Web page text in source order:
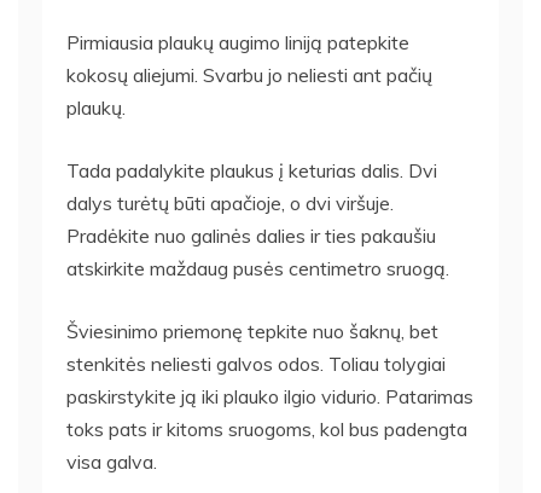
Pirmiausia plaukų augimo liniją patepkite
kokosų aliejumi. Svarbu jo neliesti ant pačių
plaukų.
Tada padalykite plaukus į keturias dalis. Dvi
dalys turėtų būti apačioje, o dvi viršuje.
Pradėkite nuo galinės dalies ir ties pakaušiu
atskirkite maždaug pusės centimetro sruogą.
Šviesinimo priemonę tepkite nuo šaknų, bet
stenkitės neliesti galvos odos. Toliau tolygiai
paskirstykite ją iki plauko ilgio vidurio. Patarimas
toks pats ir kitoms sruogoms, kol bus padengta
visa galva.